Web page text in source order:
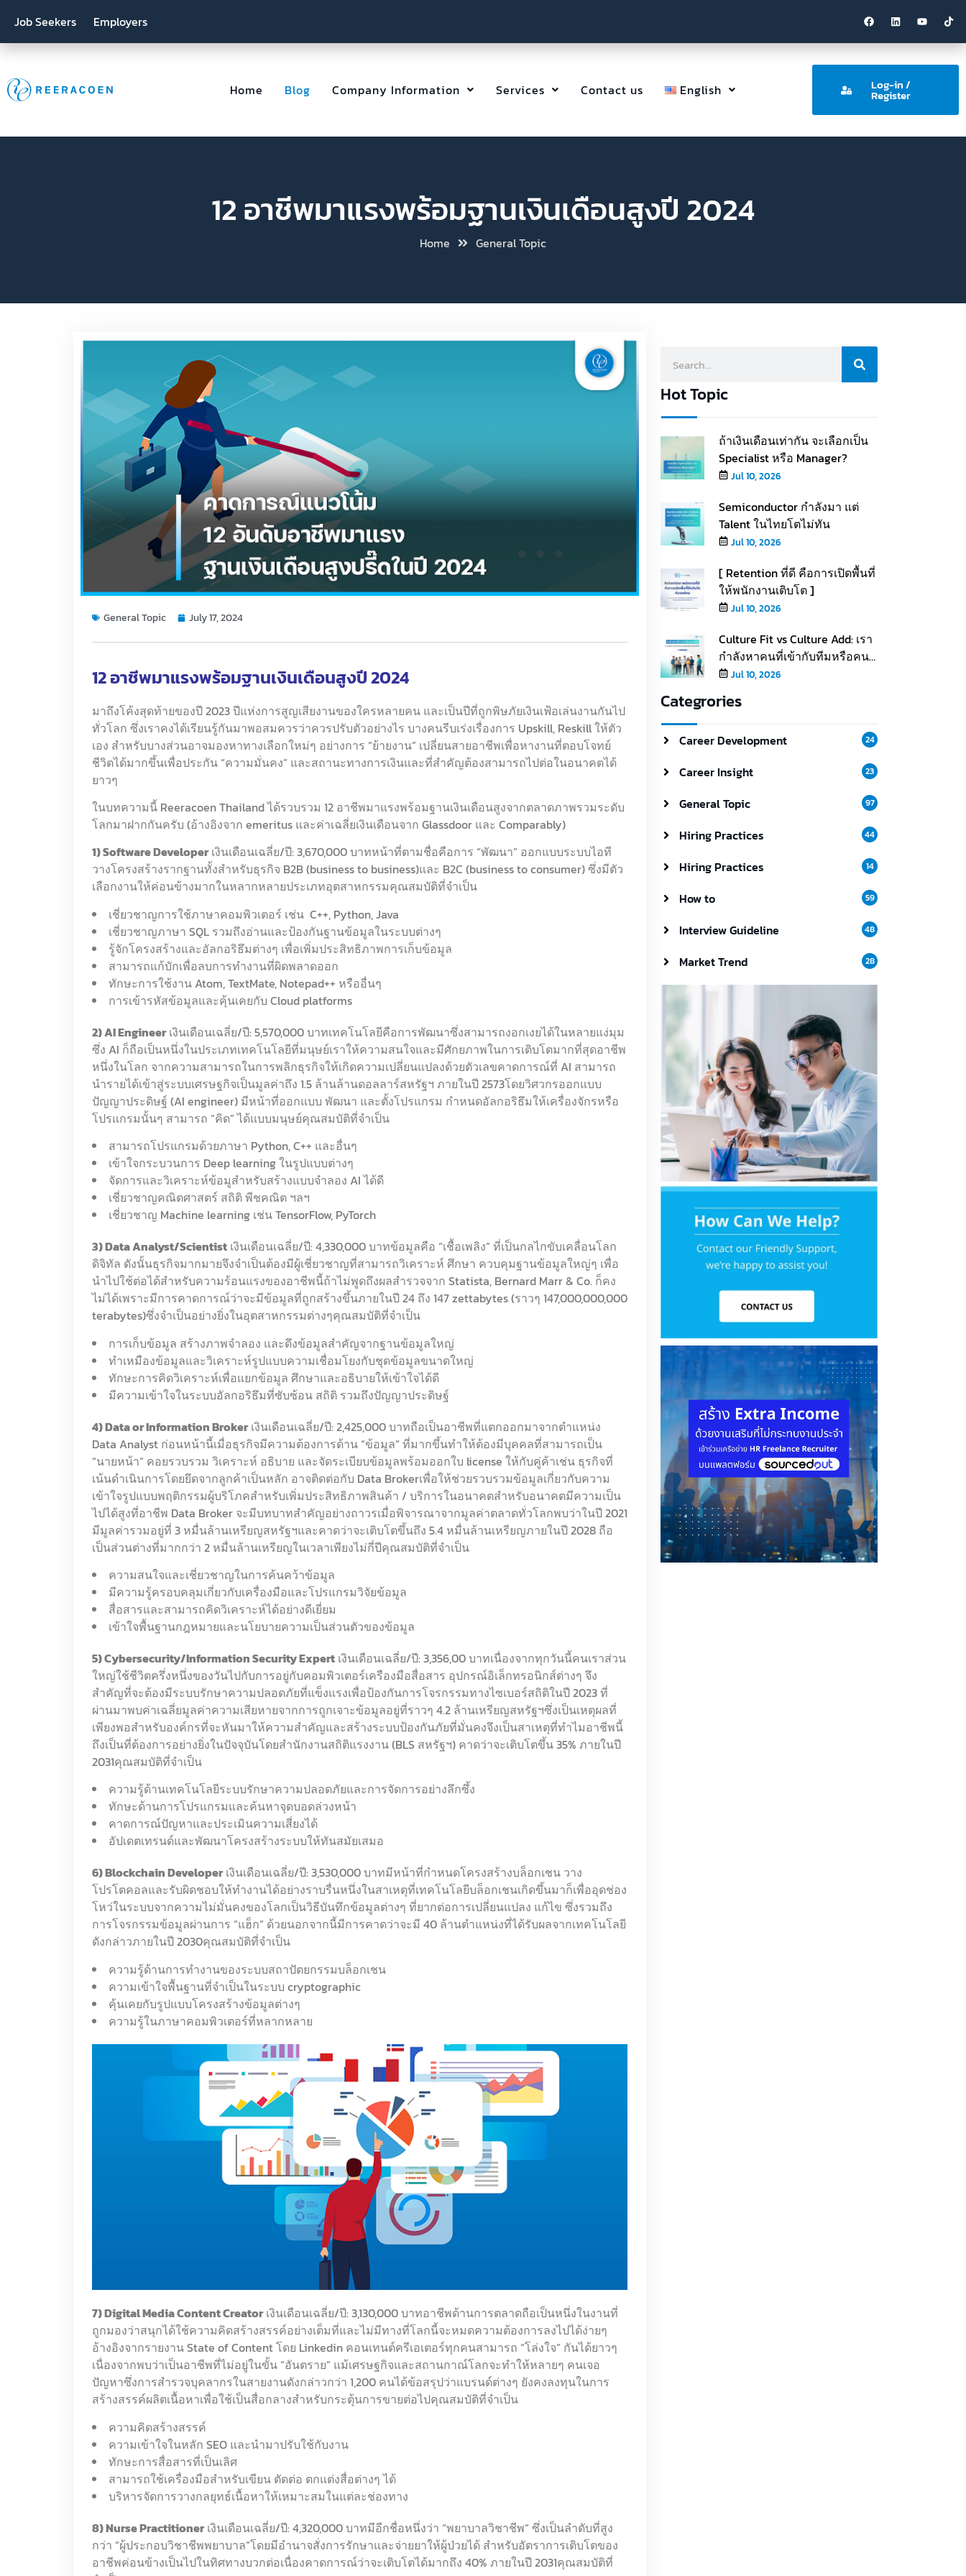
Job Seekers Employers
Home Blog Company Information Services Contact us English Log-in /
Register
12 อาชีพมาแรงพร้อมฐานเงินเดือนสูงปี 2024
Home General Topic
General Topic July 17, 2024
12 อาชีพมาแรงพร้อมฐานเงินเดือนสูงปี 2024
มาถึงโค้งสุดท้ายของปี 2023 ปีแห่งการสูญเสียงานของใครหลายคน และเป็นปีที่ถูกพิษภัยเงินเฟ้อเล่นงานกันไป
ทั่วโลก ซึ่งเราคงได้เรียนรู้กันมาพอสมควรว่าควรปรับตัวอย่างไร บางคนรีบเร่งเรื่องการ Upskill, Reskill ให้ตัว
เอง สำหรับบางส่วนอาจมองหาทางเลือกใหม่ๆ อย่างการ “ย้ายงาน” เปลี่ยนสายอาชีพเพื่อหางานที่ตอบโจทย์
ชีวิตได้มากขึ้นเพื่อประกัน “ความมั่นคง” และสถานะทางการเงินและที่สำคัญต้องสามารถไปต่อในอนาคตได้
ยาวๆ
ในบทความนี้ Reeracoen Thailand ได้รวบรวม 12 อาชีพมาแรงพร้อมฐานเงินเดือนสูงจากตลาดภาพรวมระดับ
โลกมาฝากกันครับ (อ้างอิงจาก emeritus และค่าเฉลี่ยเงินเดือนจาก Glassdoor และ Comparably)
1) Software Developerเงินเดือนเฉลี่ย/ปี: 3,670,000 บาทหน้าที่ตามชื่อคือการ “พัฒนา” ออกแบบระบบไอที
วางโครงสร้างรากฐานทั้งสำหรับธุรกิจ B2B (business to business)และ B2C (business to consumer) ซึ่งมีตัว
เลือกงานให้ค่อนข้างมากในหลากหลายประเภทอุตสาหกรรมคุณสมบัติที่จำเป็น
เชี่ยวชาญการใช้ภาษาคอมพิวเตอร์ เช่น C++, Python, Java
เชี่ยวชาญภาษา SQL รวมถึงอ่านและป้องกันฐานข้อมูลในระบบต่างๆ
รู้จักโครงสร้างและอัลกอริธึมต่างๆ เพื่อเพิ่มประสิทธิภาพการเก็บข้อมูล
สามารถแก้บักเพื่อลบการทำงานที่ผิดพลาดออก
ทักษะการใช้งาน Atom, TextMate, Notepad++ หรืออื่นๆ
การเข้ารหัสข้อมูลและคุ้นเคยกับ Cloud platforms
2) AI Engineerเงินเดือนเฉลี่ย/ปี: 5,570,000 บาทเทคโนโลยีคือการพัฒนาซึ่งสามารถงอกเงยได้ในหลายแง่มุม
ซึ่ง AI ก็ถือเป็นหนึ่งในประเภทเทคโนโลยีที่มนุษย์เราให้ความสนใจและมีศักยภาพในการเติบโตมากที่สุดอาชีพ
หนึ่งในโลก จากความสามารถในการพลิกธุรกิจให้เกิดความเปลี่ยนแปลงด้วยตัวเลขคาดการณ์ที่ AI สามารถ
นำรายได้เข้าสู่ระบบเศรษฐกิจเป็นมูลค่าถึง 1.5 ล้านล้านดอลลาร์สหรัฐฯ ภายในปี 2573โดยวิศวกรออกแบบ
ปัญญาประดิษฐ์ (AI engineer) มีหน้าที่ออกแบบ พัฒนา และตั้งโปรแกรม กำหนดอัลกอริธึมให้เครื่องจักรหรือ
โปรแกรมนั้นๆ สามารถ “คิด” ได้แบบมนุษย์คุณสมบัติที่จำเป็น
สามารถโปรแกรมด้วยภาษา Python, C++ และอื่นๆ
เข้าใจกระบวนการ Deep learning ในรูปแบบต่างๆ
จัดการและวิเคราะห์ข้อมูสำหรับสร้างแบบจำลอง AI ได้ดี
เชี่ยวชาญคณิตศาสตร์ สถิติ พีชคณิต ฯลฯ
เชี่ยวชาญ Machine learning เช่น TensorFlow, PyTorch
3) Data Analyst/Scientist เงินเดือนเฉลี่ย/ปี: 4,330,000 บาทข้อมูลคือ “เชื้อเพลิง” ที่เป็นกลไกขับเคลื่อนโลก
ดิจิทัล ดังนั้นธุรกิจมากมายจึงจำเป็นต้องมีผู้เชี่ยวชาญที่สามารถวิเคราะห์ ศึกษา ควบคุมฐานข้อมูลใหญ่ๆ เพื่อ
นำไปใช้ต่อได้สำหรับความร้อนแรงของอาชีพนี้ถ้าไม่พูดถึงผลสำรวจจาก Statista, Bernard Marr & Co. ก็คง
ไม่ได้เพราะมีการคาดการณ์ว่าจะมีข้อมูลที่ถูกสร้างขึ้นภายในปี 24 ถึง 147 zettabytes (ราวๆ 147,000,000,000
terabytes)ซึ่งจำเป็นอย่างยิ่งในอุตสาหกรรมต่างๆคุณสมบัติที่จำเป็น
การเก็บข้อมูล สร้างภาพจำลอง และดึงข้อมูลสำคัญจากฐานข้อมูลใหญ่
ทำเหมืองข้อมูลและวิเคราะห์รูปแบบความเชื่อมโยงกับชุดข้อมูลขนาดใหญ่
ทักษะการคิดวิเคราะห์เพื่อแยกข้อมูล ศึกษาและอธิบายให้เข้าใจได้ดี
มีความเข้าใจในระบบอัลกอริธึมที่ซับซ้อน สถิติ รวมถึงปัญญาประดิษฐ์
4) Data or Information Brokerเงินเดือนเฉลี่ย/ปี: 2,425,000 บาทถือเป็นอาชีพที่แตกออกมาจากตำแหน่ง
Data Analyst ก่อนหน้านี้เมื่อธุรกิจมีความต้องการด้าน “ข้อมูล” ที่มากขึ้นทำให้ต้องมีบุคคลที่สามารถเป็น
“นายหน้า” คอยรวบรวม วิเคราะห์ อธิบาย และจัดระเบียบข้อมูลพร้อมออกใบ license ให้กับคู่ค้าเช่น ธุรกิจที่
เน้นดำเนินการโดยยึดจากลูกค้าเป็นหลัก อาจติดต่อกับ Data Brokerเพื่อให้ช่วยรวบรวมข้อมูลเกี่ยวกับความ
เข้าใจรูปแบบพฤติกรรมผู้บริโภคสำหรับเพิ่มประสิทธิภาพสินค้า / บริการในอนาคตสำหรับอนาคตมีความเป็น
ไปได้สูงที่อาชีพ Data Broker จะมีบทบาทสำคัญอย่างถาวรเมื่อพิจารณาจากมูลค่าตลาดทั่วโลกพบว่าในปี 2021
มีมูลค่ารวมอยู่ที่ 3 หมื่นล้านเหรียญสหรัฐฯและคาดว่าจะเติบโตขึ้นถึง 5.4 หมื่นล้านเหรียญภายในปี 2028 ถือ
เป็นส่วนต่างที่มากกว่า 2 หมื่นล้านเหรียญในเวลาเพียงไม่กี่ปีคุณสมบัติที่จำเป็น
ความสนใจและเชี่ยวชาญในการค้นคว้าข้อมูล
มีความรู้ครอบคลุมเกี่ยวกับเครื่องมือและโปรแกรมวิจัยข้อมูล
สื่อสารและสามารถคิดวิเคราะห์ได้อย่างดีเยี่ยม
เข้าใจพื้นฐานกฎหมายและนโยบายความเป็นส่วนตัวของข้อมูล
5) Cybersecurity/Information Security Expert เงินเดือนเฉลี่ย/ปี: 3,356,00 บาทเนื่องจากทุกวันนี้คนเราส่วน
ใหญ่ใช้ชีวิตครึ่งหนึ่งของวันไปกับการอยู่กับคอมพิวเตอร์เครืองมือสื่อสาร อุปกรณ์อิเล็กทรอนิกส์ต่างๆ จึง
สำคัญที่จะต้องมีระบบรักษาความปลอดภัยที่แข็งแรงเพื่อป้องกันการโจรกรรมทางไซเบอร์สถิติในปี 2023 ที่
ผ่านมาพบค่าเฉลี่ยมูลค่าความเสียหายจากการถูกเจาะข้อมูลอยู่ที่ราวๆ 4.2 ล้านเหรียญสหรัฐฯซึ่งเป็นเหตุผลที่
เพียงพอสำหรับองค์กรที่จะหันมาให้ความสำคัญและสร้างระบบป้องกันภัยที่มั่นคงจึงเป็นสาเหตุที่ทำไมอาชีพนี้
ถึงเป็นที่ต้องการอย่างยิ่งในปัจจุบันโดยสำนักงานสถิติแรงงาน (BLS สหรัฐฯ) คาดว่าจะเติบโตขึ้น 35% ภายในปี
2031คุณสมบัติที่จำเป็น
ความรู้ด้านเทคโนโลยีระบบรักษาความปลอดภัยและการจัดการอย่างลึกซึ้ง
ทักษะด้านการโปรแกรมและค้นหาจุดบอดล่วงหน้า
คาดการณ์ปัญหาและประเมินความเสี่ยงได้
อัปเดตเทรนด์และพัฒนาโครงสร้างระบบให้ทันสมัยเสมอ
6) Blockchain Developerเงินเดือนเฉลี่ย/ปี: 3,530,000 บาทมีหน้าที่กำหนดโครงสร้างบล็อกเชน วาง
โปรโตคอลและรับผิดชอบให้ทำงานได้อย่างราบรื่นหนึ่งในสาเหตุที่เทคโนโลยีบล็อกเชนเกิดขึ้นมาก็เพื่ออุดช่อง
โหว่ในระบบจากความไม่มั่นคงของโลกเป็นวิธีบันทึกข้อมูลต่างๆ ที่ยากต่อการเปลี่ยนแปลง แก้ไข ซึ่งรวมถึง
การโจรกรรมข้อมูลผ่านการ “แฮ็ก” ด้วยนอกจากนี้มีการคาดว่าจะมี 40 ล้านตำแหน่งที่ได้รับผลจากเทคโนโลยี
ดังกล่าวภายในปี 2030คุณสมบัติที่จำเป็น
ความรู้ด้านการทำงานของระบบสถาปัตยกรรมบล็อกเชน
ความเข้าใจพื้นฐานที่จำเป็นในระบบ cryptographic
คุ้นเคยกับรูปแบบโครงสร้างข้อมูลต่างๆ
ความรู้ในภาษาคอมพิวเตอร์ที่หลากหลาย
7) Digital Media Content Creatorเงินเดือนเฉลี่ย/ปี: 3,130,000 บาทอาชีพด้านการตลาดถือเป็นหนึ่งในงานที่
ถูกมองว่าสนุกได้ใช้ความคิดสร้างสรรค์อย่างเต็มที่และไม่มีทางที่โลกนี้จะหมดความต้องการลงไปได้ง่ายๆ
อ้างอิงจากรายงาน State of Content โดย Linkedin คอนเทนต์ครีเอเตอร์ทุกคนสามารถ “โล่งใจ” กันได้ยาวๆ
เนื่องจากพบว่าเป็นอาชีพที่ไม่อยู่ในขั้น “อันตราย” แม้เศรษฐกิจและสถานกาณ์โลกจะทำให้หลายๆ คนเจอ
ปัญหาซึ่งการสำรวจบุคลากรในสายงานดังกล่าวกว่า 1,200 คนได้ข้อสรุปว่าแบรนด์ต่างๆ ยังคงลงทุนในการ
สร้างสรรค์ผลิตเนื้อหาเพื่อใช้เป็นสื่อกลางสำหรับกระตุ้นการขายต่อไปคุณสมบัติที่จำเป็น
ความคิดสร้างสรรค์
ความเข้าใจในหลัก SEO และนำมาปรับใช้กับงาน
ทักษะการสื่อสารที่เป็นเลิศ
สามารถใช้เครื่องมือสำหรับเขียน ตัดต่อ ตกแต่งสื่อต่างๆ ได้
บริหารจัดการวางกลยุทธ์เนื้อหาให้เหมาะสมในแต่ละช่องทาง
8) Nurse Practitionerเงินเดือนเฉลี่ย/ปี: 4,320,000 บาทมีอีกชื่อหนึ่งว่า “พยาบาลวิชาชีพ” ซึ่งเป็นลำดับที่สูง
กว่า “ผู้ประกอบวิชาชีพพยาบาล”โดยมีอำนาจสั่งการรักษาและจ่ายยาให้ผู้ป่วยได้ สำหรับอัตราการเติบโตของ
อาชีพค่อนข้างเป็นไปในทิศทางบวกต่อเนื่องคาดการณ์ว่าจะเติบโตได้มากถึง 40% ภายในปี 2031คุณสมบัติที่
Hot Topic
ถ้าเงินเดือนเท่ากัน จะเลือกเป็น
Specialist หรือ Manager?
Jul 10, 2026
Semiconductor กำลังมา แต่
Talent ในไทยโตไม่ทัน
Jul 10, 2026
[ Retention ที่ดี คือการเปิดพื้นที่
ให้พนักงานเติบโต ]
Jul 10, 2026
Culture Fit vs Culture Add: เรา
กำลังหาคนที่เข้ากับทีมหรือคนที่
เติมเต็มให้ทีม
Jul 10, 2026
Categrories
Career Development 24
Career Insight 23
General Topic 97
Hiring Practices 44
Hiring Practices 14
How to 59
Interview Guideline 48
Market Trend 28